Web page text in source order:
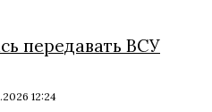
передавать ВСУ
12:24